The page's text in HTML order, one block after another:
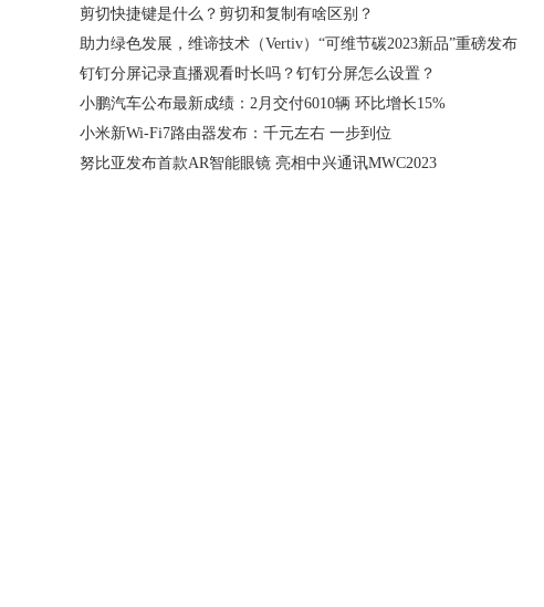
剪切快捷键是什么？剪切和复制有啥区别？
助力绿色发展，维谛技术（Vertiv）“可维节碳2023新品”重磅发布
钉钉分屏记录直播观看时长吗？钉钉分屏怎么设置？
小鹏汽车公布最新成绩：2月交付6010辆 环比增长15%
小米新Wi-Fi7路由器发布：千元左右 一步到位
努比亚发布首款AR智能眼镜 亮相中兴通讯MWC2023